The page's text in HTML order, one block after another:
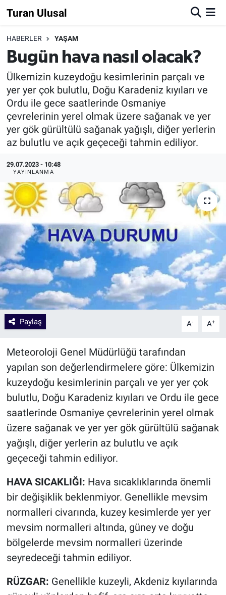
Turan Ulusal
HABERLER YAŞAM
Bugün hava nasıl olacak?
Ülkemizin kuzeydoğu kesimlerinin parçalı ve
yer yer çok bulutlu, Doğu Karadeniz kıyıları ve
Ordu ile gece saatlerinde Osmaniye
çevrelerinin yerel olmak üzere sağanak ve yer
yer gök gürültülü sağanak yağışlı, diğer yerlerin
az bulutlu ve açık geçeceği tahmin ediliyor.
29.07.2023 - 10:48
YAYINLANMA
Paylaş A- A+
Meteoroloji Genel Müdürlüğü tarafından
yapılan son değerlendirmelere göre: Ülkemizin
kuzeydoğu kesimlerinin parçalı ve yer yer çok
bulutlu, Doğu Karadeniz kıyıları ve Ordu ile gece
saatlerinde Osmaniye çevrelerinin yerel olmak
üzere sağanak ve yer yer gök gürültülü sağanak
yağışlı, diğer yerlerin az bulutlu ve açık
geçeceği tahmin ediliyor.
HAVA SICAKLIĞI: Hava sıcaklıklarında önemli
bir değişiklik beklenmiyor. Genellikle mevsim
normalleri civarında, kuzey kesimlerde yer yer
mevsim normalleri altında, güney ve doğu
bölgelerde mevsim normalleri üzerinde
seyredeceği tahmin ediliyor.
RÜZGAR: Genellikle kuzeyli, Akdeniz kıyılarında